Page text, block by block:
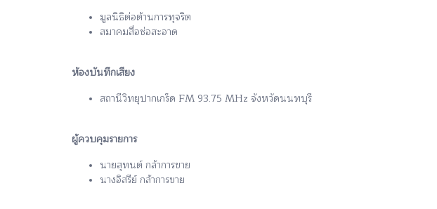
มูลนิธิต่อต้านการทุจริต
สมาคมสื่อช่อสะอาด
ห้องบันทึกเสียง
สถานีวิทยุปากเกร็ด FM 93.75 MHz จังหวัดนนทบุรี
ผู้ควบคุมรายการ
นายสุทนต์ กล้าการขาย
นางอิสรีย์ กล้าการขาย